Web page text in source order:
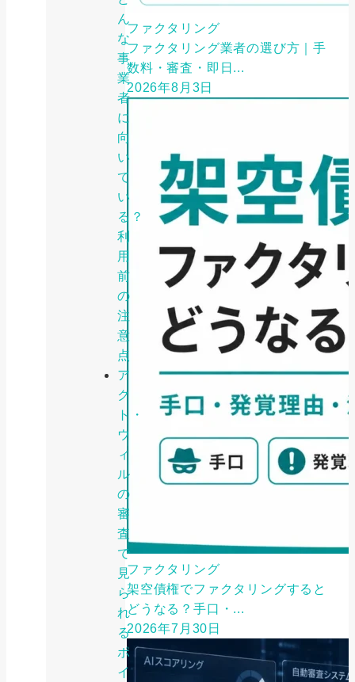
ん
な
事
業
者
に
向
い
て
い
る？
利
用
前
の
注
意
点
ア
ク
ト・
ウ
ィ
ル
の
審
査
で
見
ら
れ
る
ポ
イ
ファクタリング
ファクタリング業者の選び方｜手
数料・審査・即日...
2026年8月3日
ファクタリング
架空債権でファクタリングすると
どうなる？手口・...
2026年7月30日